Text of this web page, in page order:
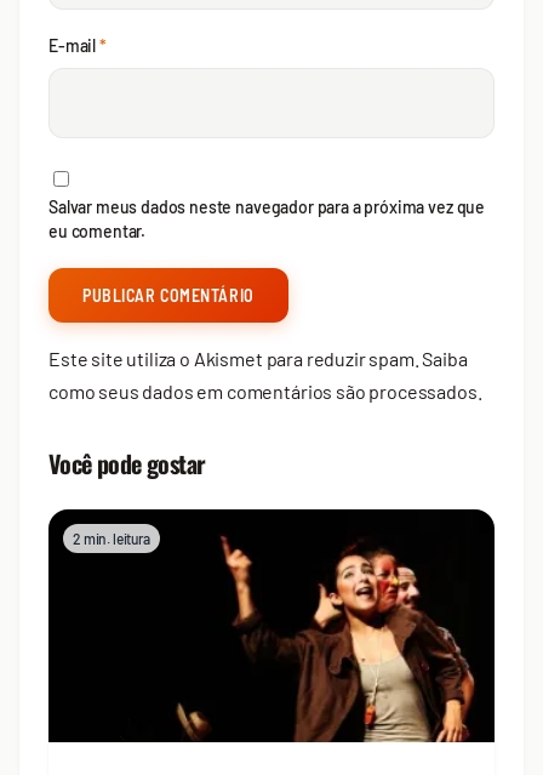
E-mail*
Salvar meus dados neste navegador para a próxima vez que
eu comentar.
Este site utiliza o Akismet para reduzir spam.Saiba
como seus dados em comentários são processados
Você pode gostar
2 min. leitura